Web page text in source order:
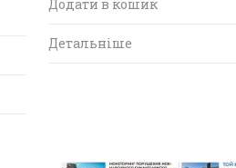
Додати в кошик
Детальніше